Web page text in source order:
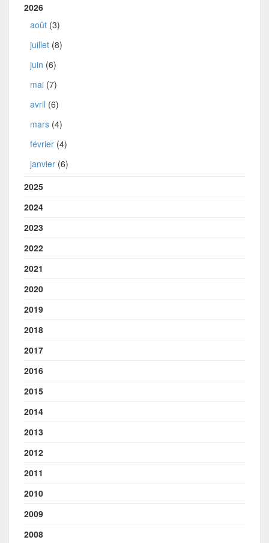
2026
août (3)
juillet (8)
juin (6)
mai (7)
avril (6)
mars (4)
février (4)
janvier (6)
2025
2024
2023
2022
2021
2020
2019
2018
2017
2016
2015
2014
2013
2012
2011
2010
2009
2008